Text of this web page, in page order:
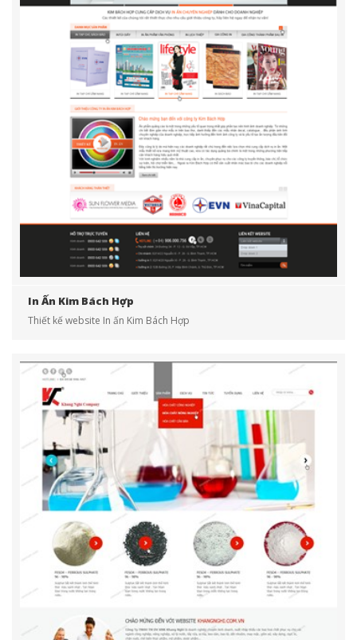
In Ấn Kim Bách Hợp
Thiết kế website In ấn Kim Bách Hợp